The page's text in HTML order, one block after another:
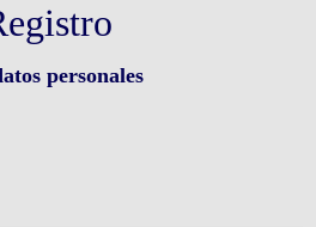
personales